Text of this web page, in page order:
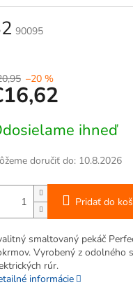
90095
–20 %
ihneď
doručiť do: 10.8.2026
Pridať do
smaltovaný pekáč
Vyrobený z odolného
rúr.
informácie